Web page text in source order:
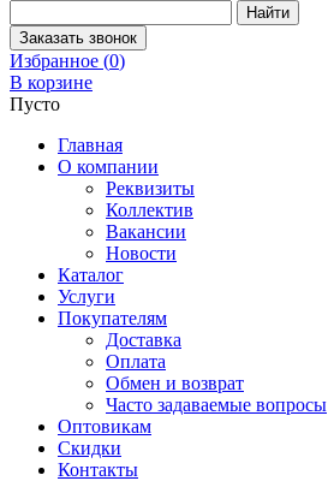
Избранное (0)
В корзине
Пусто
Главная
О компании
Реквизиты
Коллектив
Вакансии
Новости
Каталог
Услуги
Покупателям
Доставка
Оплата
Обмен и возврат
Часто задаваемые вопросы
Оптовикам
Скидки
Контакты